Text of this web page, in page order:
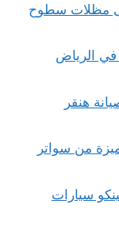
50% خصم على مظلات سطوح
في الرياض
هنقر
من سواتر
سيارات